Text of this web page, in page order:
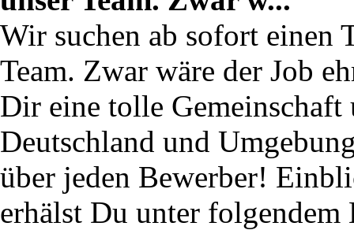
Wir suchen ab sofort einen
Team. Zwar wäre der Job
Dir eine tolle
Deutschland und
über jeden Bewerber!
erhälst Du unter